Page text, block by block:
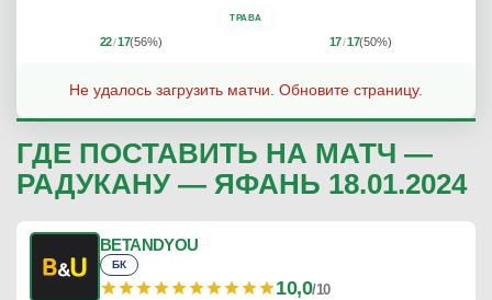
22/17(56%)
ТРАВА
17/17(50%)
Не удалось загрузить матчи. Обновите страницу.
ГДЕ ПОСТАВИТЬ НА МАТЧ —
РАДУКАНУ — ЯФАНЬ 18.01.2024
BETANDYOU
БК
10,0/10